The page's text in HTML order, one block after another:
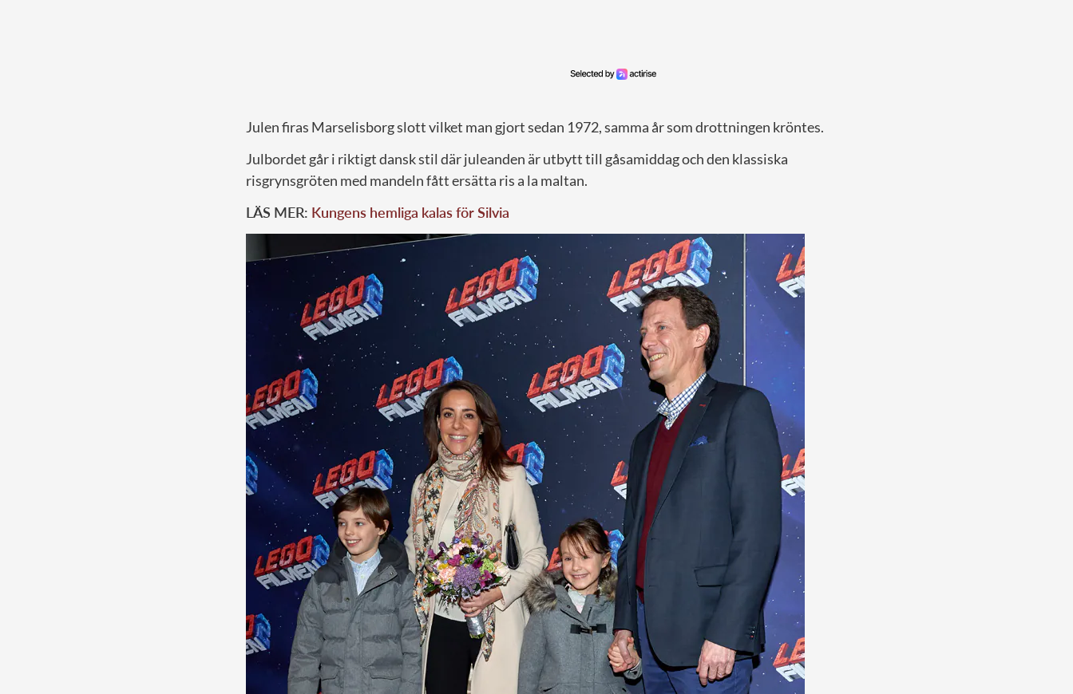
Julen firas Marselisborg slott vilket man gjort sedan 1972, samma år som drottningen kröntes.
Julbordet går i riktigt dansk stil där juleanden är utbytt till gåsamiddag och den klassiska
risgrynsgröten med mandeln fått ersätta ris a la maltan.
LÄS MER: Kungens hemliga kalas för Silvia